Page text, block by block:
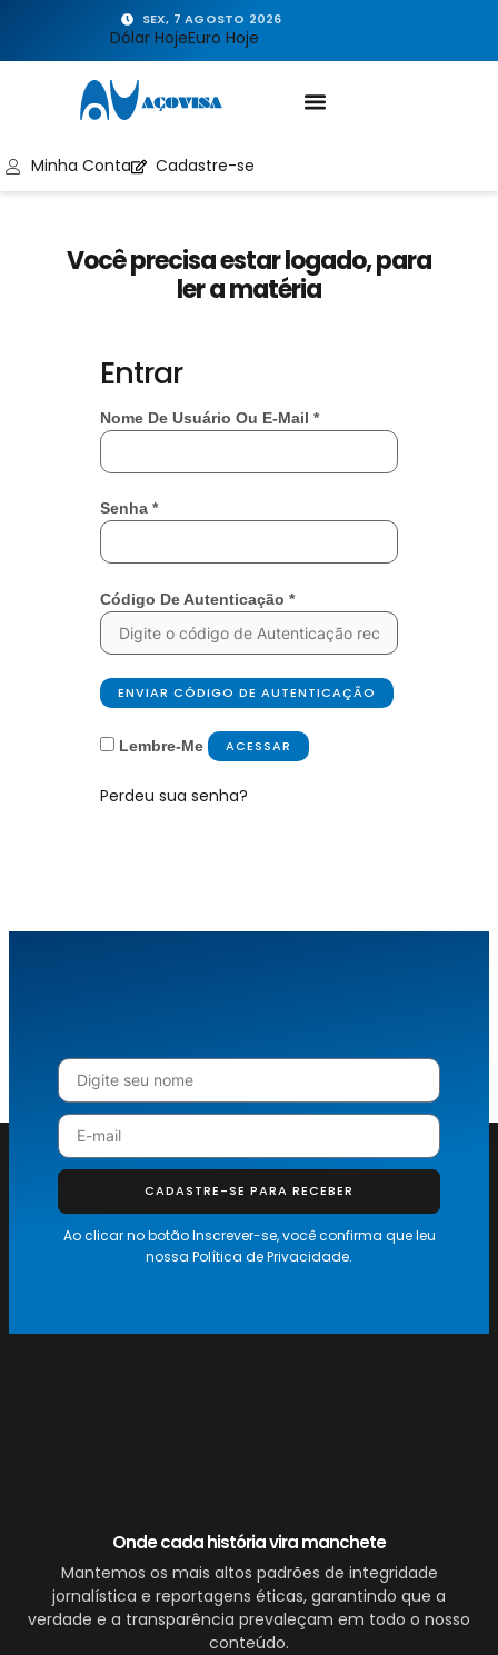
SEX, 7 AGOSTO 2026
Dólar HojeEuro Hoje
Minha Conta Cadastre-se
Você precisa estar logado, para
ler a matéria
Entrar
Nome De Usuário Ou E-Mail *
Senha *
Código De Autenticação *
ENVIAR CÓDIGO DE AUTENTICAÇÃO
Lembre-Me ACESSAR
Perdeu sua senha?
CADASTRE-SE PARA RECEBER
Ao clicar no botão Inscrever-se, você confirma que leu
nossa Política de Privacidade.
Onde cada história vira manchete
Mantemos os mais altos padrões de integridade
jornalística e reportagens éticas, garantindo que a
verdade e a transparência prevaleçam em todo o nosso
conteúdo.